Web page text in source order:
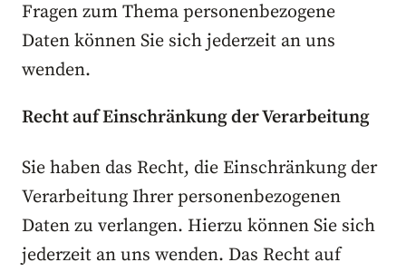
Fragen zum Thema personenbezogene
Daten können Sie sich jederzeit an uns
wenden.
Recht auf Einschränkung der Verarbeitung
Sie haben das Recht, die Einschränkung der
Verarbeitung Ihrer personenbezogenen
Daten zu verlangen. Hierzu können Sie sich
jederzeit an uns wenden. Das Recht auf